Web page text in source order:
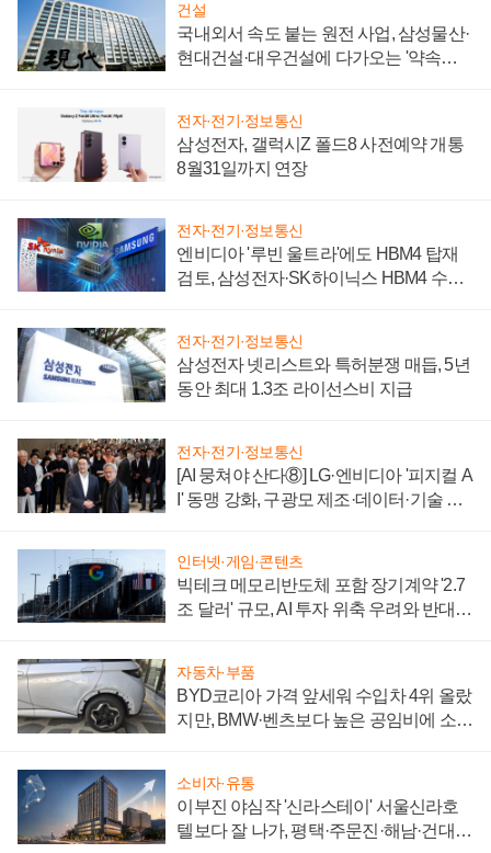
건설
국내외서 속도 붙는 원전 사업, 삼성물산·
현대건설·대우건설에 다가오는 '약속의
전자·전기·정보통신
삼성전자, 갤럭시Z 폴드8 사전예약 개통
8월31일까지 연장
전자·전기·정보통신
엔비디아 '루빈 울트라'에도 HBM4 탑재
검토, 삼성전자·SK하이닉스 HBM4 수율
전자·전기·정보통신
삼성전자 넷리스트와 특허분쟁 매듭, 5년
동안 최대 1.3조 라이선스비 지급
전자·전기·정보통신
[AI 뭉쳐야 산다⑧] LG·엔비디아 '피지컬 A
I' 동맹 강화, 구광모 제조·데이터·기술 결
인터넷·게임·콘텐츠
빅테크 메모리반도체 포함 장기계약 '2.7
조 달러' 규모, AI 투자 위축 우려와 반대
자동차·부품
BYD코리아 가격 앞세워 수입차 4위 올랐
지만, BMW·벤츠보다 높은 공임비에 소비
소비자·유통
이부진 야심작 '신라스테이' 서울신라호
텔보다 잘 나가, 평택·주문진·해남·건대로